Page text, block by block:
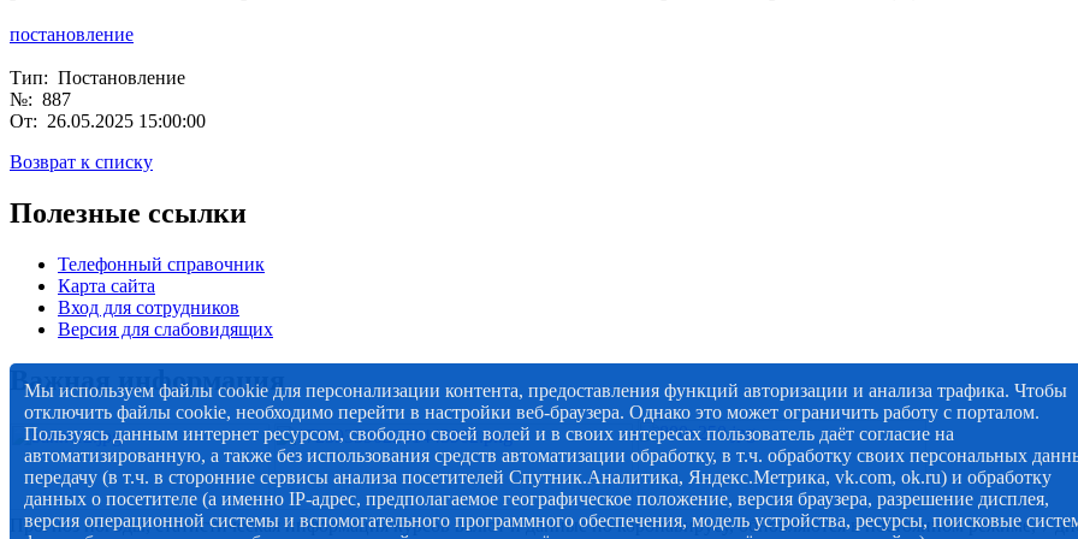
постановление
Тип: Постановление
№: 887
От: 26.05.2025 15:00:00
Возврат к списку
Полезные ссылки
Телефонный справочник
Карта сайта
Вход для сотрудников
Версия для слабовидящих
Важная информация
Прогноз погоды, статистическая информация курсов валют и данные по коронавирусу, обновляются в постоянном режиме, 7
Мы используем файлы cookie для персонализации контента, предоставления функций авторизации и анализа трафика. Чтобы
отключить файлы cookie, необходимо перейти в настройки веб-браузера. Однако это может ограничить работу с порталом.
Пользуясь данным интернет ресурсом, свободно своей волей и в своих интересах пользователь даёт согласие на
автоматизированную, а также без использования средств автоматизации обработку, в т.ч. обработку своих персональных
передачу (в т.ч. в сторонние сервисы анализа посетителей Спутник.Аналитика, Яндекс.Метрика, vk.com, ok.ru) и обработку
данных о посетителе (а именно IP-адрес, предполагаемое географическое положение, версия браузера, разрешение дисплея,
версия операционной системы и вспомогательного программного обеспечения, модель устройства, ресурсы, поисковые